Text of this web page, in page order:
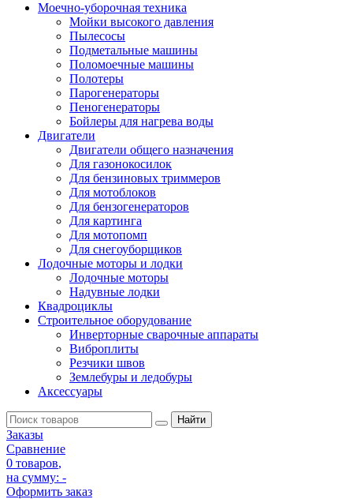
Моечно-уборочная техника
Мойки высокого давления
Пылесосы
Подметальные машины
Поломоечные машины
Полотеры
Парогенераторы
Пеногенераторы
Бойлеры для нагрева воды
Двигатели
Двигатели общего назначения
Для газонокосилок
Для бензиновых триммеров
Для мотоблоков
Для бензогенераторов
Для картинга
Для мотопомп
Для снегоуборщиков
Лодочные моторы и лодки
Лодочные моторы
Надувные лодки
Квадроциклы
Строительное оборудование
Инверторные сварочные аппараты
Виброплиты
Резчики швов
Землебуры и ледобуры
Аксессуары
Заказы
Сравнение
0 товаров,
на сумму: -
Оформить заказ